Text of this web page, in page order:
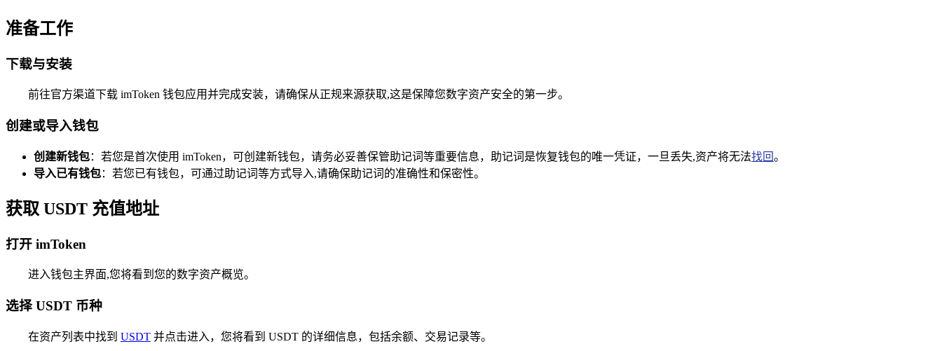
准备工作
下载与安装
前往官方渠道下载 imToken 钱包应用并完成安装，请确保从正规来源获取,这是保障您数字资产安全的第一步。
创建或导入钱包
创建新钱包：若您是首次使用 imToken，可创建新钱包，请务必妥善保管助记词等重要信息，助记词是恢复钱包的唯一凭证，一旦丢失,资产将无法找回。
导入已有钱包：若您已有钱包，可通过助记词等方式导入,请确保助记词的准确性和保密性。
获取 USDT 充值地址
打开 imToken
进入钱包主界面,您将看到您的数字资产概览。
选择 USDT 币种
在资产列表中找到 USDT 并点击进入，您将看到 USDT 的详细信息，包括余额、交易记录等。